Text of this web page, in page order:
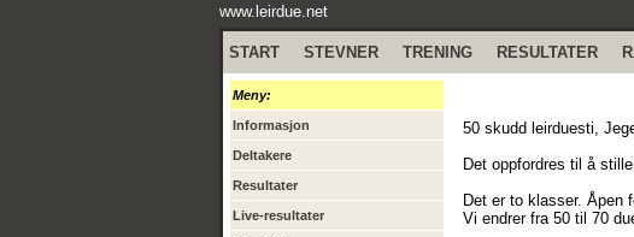
www.leirdue.net
START STEVNER TRENING RESULTATER
Meny:
Informasjon
Deltakere
Resultater
Live-resultater
50 skudd leirduesti,
Det oppfordres til å
Det er to klasser. Åpen
Vi endrer fra 50 til 70